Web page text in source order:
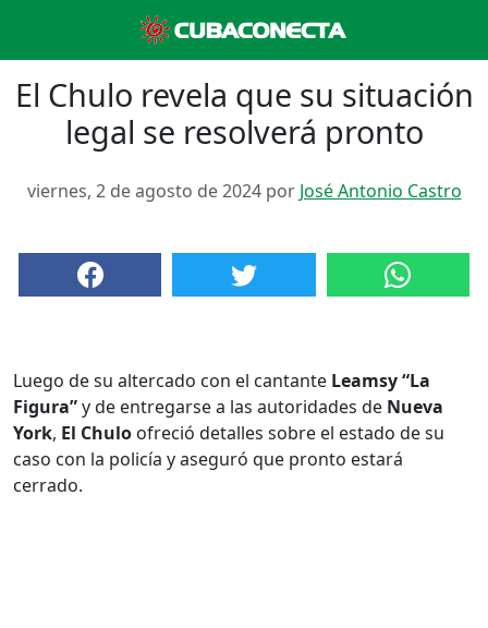
El Chulo revela que su situación
legal se resolverá pronto
viernes, 2 de agosto de 2024 por José Antonio Castro
Luego de su altercado con el cantante Leamsy “La
Figura”y de entregarse a las autoridades de Nueva
York, El Chulo ofreció detalles sobre el estado de su
caso con la policía y aseguró que pronto estará
cerrado.